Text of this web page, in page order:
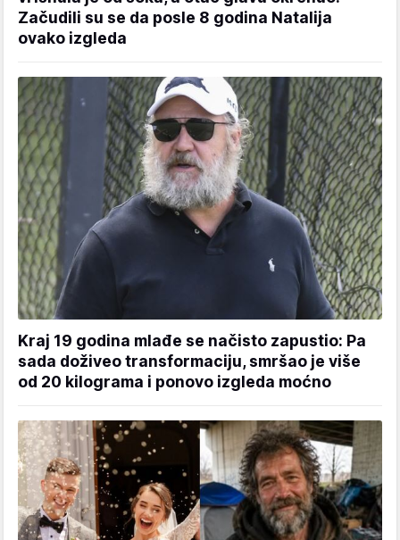
Začudili su se da posle 8 godina Natalija
ovako izgleda
Kraj 19 godina mlađe se načisto zapustio: Pa
sada doživeo transformaciju, smršao je više
od 20 kilograma i ponovo izgleda moćno